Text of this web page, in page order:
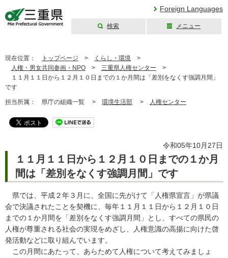
Foreign Languages
検索 メニュー
現在位置： トップページ > くらし・環境 >
人権・男女共同参画・NPO > 三重県人権センター >
１１月１１日から１２月１０日までの１か月間は「差別をなくす強調月間」
です
担当所属： 県庁の組織一覧 > 環境生活部 > 人権センター
令和05年10月27日
１１月１１日から１２月１０日までの１か月
間は「差別をなくす強調月間」です
県では、平成２年３月に、全国に先がけて「人権県宣言」が県議
会で決議されたことを契機に、毎年１１月１１日から１２月１０日
までの１か月間を「差別をなくす強調月間」とし、すべての県民の
人権が尊重される社会の実現をめざし、人権意識の高揚に向けた啓
発活動などに取り組んでいます。
この月間にあたって、あらためて人権について考えてみましょ